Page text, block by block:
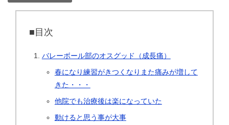
■目次
バレーボール部のオスグッド（成長痛）
春になり練習がきつくなりまた痛みが増して
きた・・・
他院でも治療後は楽になっていた
動けると思う事が大事